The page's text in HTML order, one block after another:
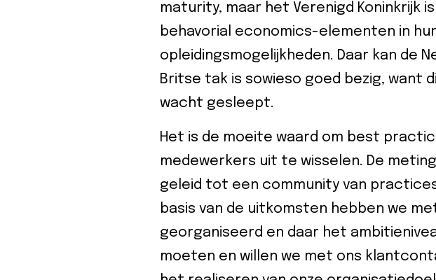
maturity, maar het Verenigd Koninkrijk
behavorial economics-elementen in
opleidingsmogelijkheden. Daar kan de
Britse tak is sowieso goed bezig, want
wacht gesleept.
Het is de moeite waard om best
medewerkers uit te wisselen. De
geleid tot een community van
basis van de uitkomsten hebben we
georganiseerd en daar het
moeten en willen we met ons